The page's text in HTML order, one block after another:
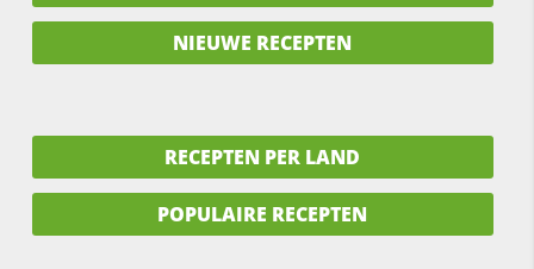
NIEUWE RECEPTEN
RECEPTEN PER LAND
POPULAIRE RECEPTEN